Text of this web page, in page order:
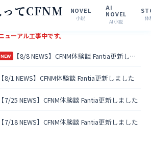
ってCFNM NOVEL
小説
AI
NOVEL
AI小説 体
ーアル工事中です。
NEW 【8/8 NEWS】CFNM体験談 Fantia更新しました
【8/1 NEWS】CFNM体験談 Fantia更新しました
【7/25 NEWS】CFNM体験談 Fantia更新しました
【7/18 NEWS】CFNM体験談 Fantia更新しました